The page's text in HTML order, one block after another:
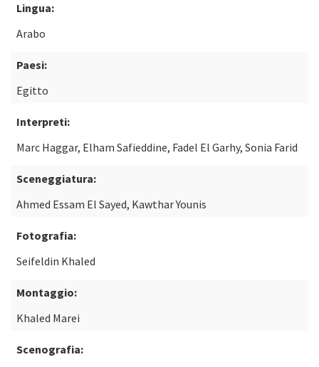
Lingua:
Arabo
Paesi:
Egitto
Interpreti:
Marc Haggar, Elham Safieddine, Fadel El Garhy, Sonia Farid
Sceneggiatura:
Ahmed Essam El Sayed, Kawthar Younis
Fotografia:
Seifeldin Khaled
Montaggio:
Khaled Marei
Scenografia: